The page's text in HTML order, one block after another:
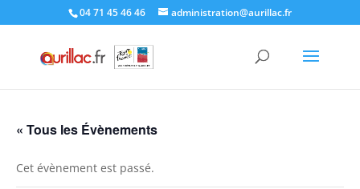
04 71 45 46 46 administration@aurillac.fr
« Tous les Évènements
Cet évènement est passé.